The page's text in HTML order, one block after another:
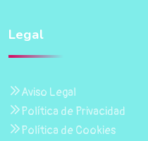
Legal
Aviso Legal
Política de Privacidad
Política de Cookies